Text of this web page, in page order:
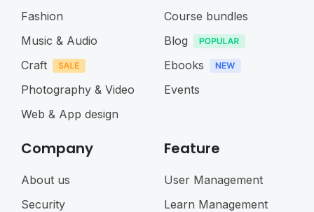
Fashion
Music & Audio
Craft
Photography & Video
Web & App design
Course bundles
Blog
Ebooks
Events
Company
About us
Security
Feature
User Management
Learn Management